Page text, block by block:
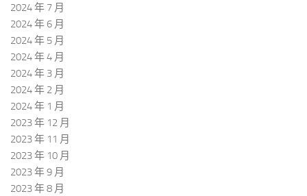
2024 年 7 月
2024 年 6 月
2024 年 5 月
2024 年 4 月
2024 年 3 月
2024 年 2 月
2024 年 1 月
2023 年 12 月
2023 年 11 月
2023 年 10 月
2023 年 9 月
2023 年 8 月